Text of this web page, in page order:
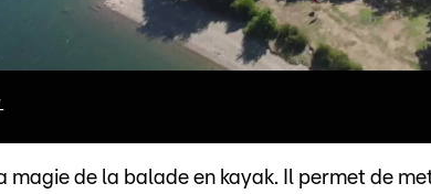
magie de la balade en kayak. Il permet de